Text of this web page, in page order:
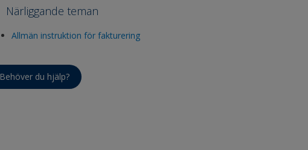
Närliggande teman
Allmän instruktion för fakturering
Behöver du hjälp?